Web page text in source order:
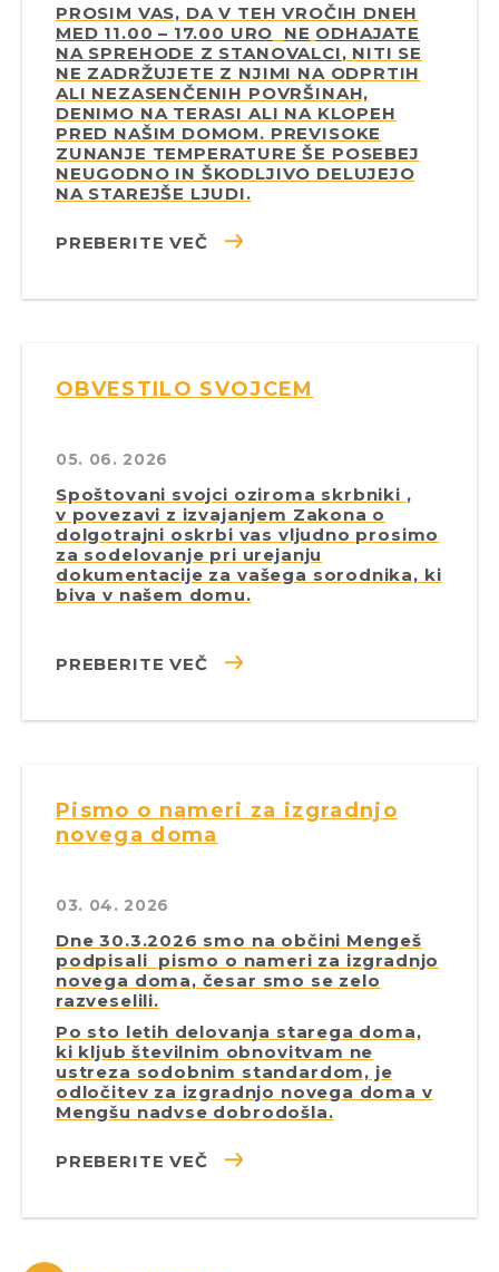
PROSIM VAS, DA V TEH VROČIH DNEH
MED 11.00 – 17.00 URO
NE ODHAJATE
NA SPREHODE Z STANOVALCI, NITI SE
NE ZADRŽUJETE Z NJIMI NA ODPRTIH
ALI NEZASENČENIH POVRŠINAH,
DENIMO NA TERASI ALI NA KLOPEH
PRED NAŠIM DOMOM. PREVISOKE
ZUNANJE TEMPERATURE ŠE POSEBEJ
NEUGODNO IN ŠKODLJIVO DELUJEJO
NA STAREJŠE LJUDI.
PREBERITE VEČ
OBVESTILO SVOJCEM
05. 06. 2026
Spoštovani svojci oziroma skrbniki ,
v povezavi z izvajanjem Zakona o
dolgotrajni oskrbi vas vljudno prosimo
za sodelovanje pri urejanju
dokumentacije za vašega sorodnika, ki
biva v našem domu.
PREBERITE VEČ
Pismo o nameri za izgradnjo
novega doma
03. 04. 2026
Dne 30.3.2026 smo na občini Mengeš
podpisali pismo o nameri za izgradnjo
novega doma, česar smo se zelo
razveselili.
Po sto letih delovanja starega doma,
ki kljub številnim obnovitvam ne
ustreza sodobnim standardom, je
odločitev za izgradnjo novega doma v
Mengšu nadvse dobrodošla.
PREBERITE VEČ